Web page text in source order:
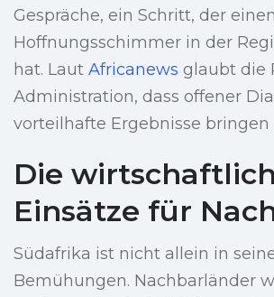
Gespräche, ein Schritt, der einen
Hoffnungsschimmer in der
hat. Laut Africanews glaubt die
Administration, dass offener
vorteilhafte Ergebnisse bringen
Die
Einsätze für
Südafrika ist nicht allein in
Bemühungen. Nachbarländer